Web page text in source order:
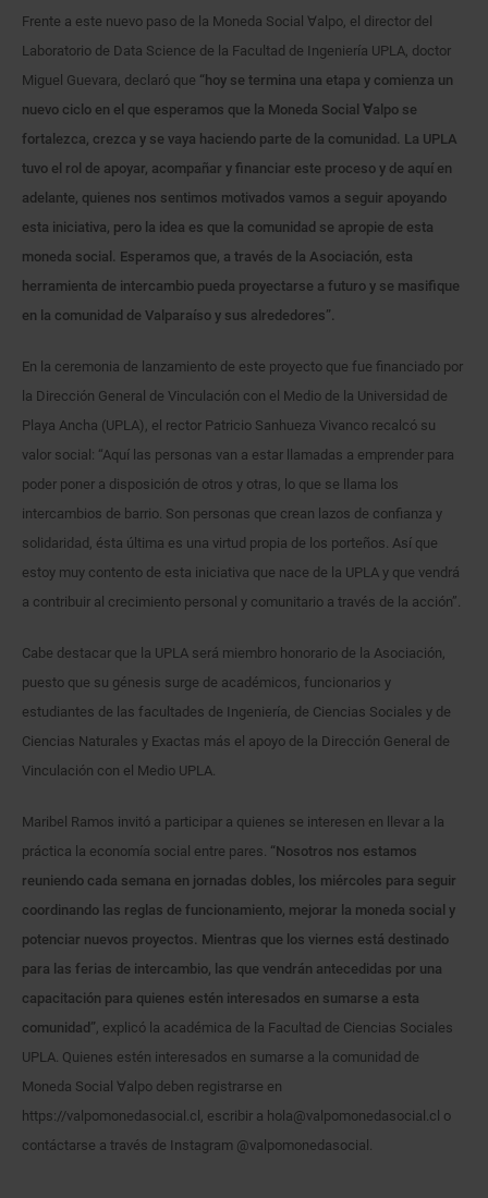
Frente a este nuevo paso de la Moneda Social ∀alpo, el director del
Laboratorio de Data Science de la Facultad de Ingeniería UPLA, doctor
Miguel Guevara, declaró que “hoy se termina una etapa y comienza un
nuevo ciclo en el que esperamos que la Moneda Social ∀alpo se
fortalezca, crezca y se vaya haciendo parte de la comunidad. La UPLA
tuvo el rol de apoyar, acompañar y financiar este proceso y de aquí en
adelante, quienes nos sentimos motivados vamos a seguir apoyando
esta iniciativa, pero la idea es que la comunidad se apropie de esta
moneda social. Esperamos que, a través de la Asociación, esta
herramienta de intercambio pueda proyectarse a futuro y se masifique
en la comunidad de Valparaíso y sus alrededores”.
En la ceremonia de lanzamiento de este proyecto que fue financiado por
la Dirección General de Vinculación con el Medio de la Universidad de
Playa Ancha (UPLA), el rector Patricio Sanhueza Vivanco recalcó su
valor social: “Aquí las personas van a estar llamadas a emprender para
poder poner a disposición de otros y otras, lo que se llama los
intercambios de barrio. Son personas que crean lazos de confianza y
solidaridad, ésta última es una virtud propia de los porteños. Así que
estoy muy contento de esta iniciativa que nace de la UPLA y que vendrá
a contribuir al crecimiento personal y comunitario a través de la acción”.
Cabe destacar que la UPLA será miembro honorario de la Asociación,
puesto que su génesis surge de académicos, funcionarios y
estudiantes de las facultades de Ingeniería, de Ciencias Sociales y de
Ciencias Naturales y Exactas más el apoyo de la Dirección General de
Vinculación con el Medio UPLA.
Maribel Ramos invitó a participar a quienes se interesen en llevar a la
práctica la economía social entre pares. “Nosotros nos estamos
reuniendo cada semana en jornadas dobles, los miércoles para seguir
coordinando las reglas de funcionamiento, mejorar la moneda social y
potenciar nuevos proyectos. Mientras que los viernes está destinado
para las ferias de intercambio, las que vendrán antecedidas por una
capacitación para quienes estén interesados en sumarse a esta
comunidad”, explicó la académica de la Facultad de Ciencias Sociales
UPLA. Quienes estén interesados en sumarse a la comunidad de
Moneda Social ∀alpo deben registrarse en
https://valpomonedasocial.cl, escribir a hola@valpomonedasocial.cl o
contáctarse a través de Instagram @valpomonedasocial.